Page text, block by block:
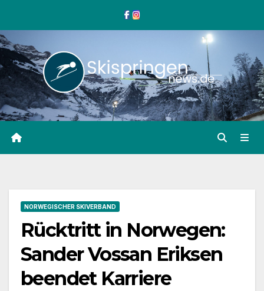
springen
NORWEGISCHER SKIVERBAND
Rücktritt in Norwegen:
Sander Vossan Eriksen
beendet Karriere